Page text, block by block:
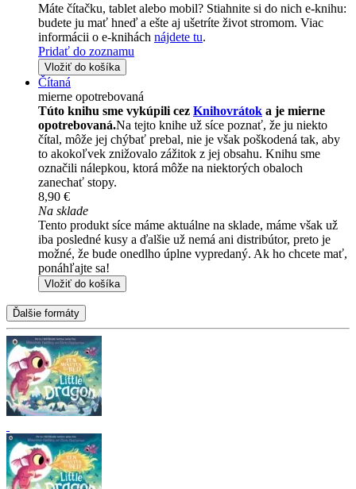
Máte čítačku, tablet alebo mobil? Stiahnite si do nich e-knihu:
budete ju mať hneď a ešte aj ušetríte život stromom. Viac
informácii o e-knihách nájdete tu.
Pridať do zoznamu
Vložiť do košíka
Čítaná
mierne opotrebovaná
Túto knihu sme vykúpili cez Knihovrátok a je mierne
opotrebovaná.Na tejto knihe už síce poznať, že ju niekto
čítal, môže jej chýbať prebal, nie je však poškodená tak, aby
to akokoľvek znižovalo zážitok z jej obsahu. Knihu sme
označili nálepkou, ktorá môže na niektorých obaloch
zanechať stopy.
8,90 €
Na sklade
Tento produkt síce máme aktuálne na sklade, máme však už
iba posledné kusy a ďalšie už nemá ani distribútor, preto je
možné, že bude onedlho úplne vypredaný. Ak ho chcete mať,
ponáhľajte sa!
Vložiť do košíka
Ďalšie formáty